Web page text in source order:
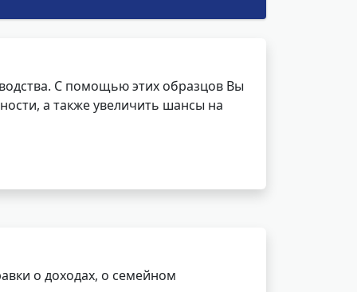
С помощью этих образцов Вы
а также увеличить шансы на
о доходах, о семейном